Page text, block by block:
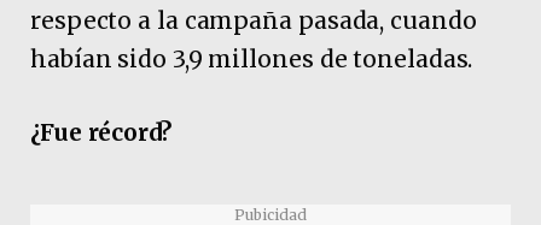
respecto a la campaña pasada, cuando
habían sido 3,9 millones de toneladas.
¿Fue récord?
Pubicidad